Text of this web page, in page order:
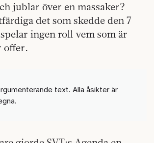
jublar över en massaker?
det som skedde den 7
ingen roll vem som är
offer.
text. Alla åsikter är